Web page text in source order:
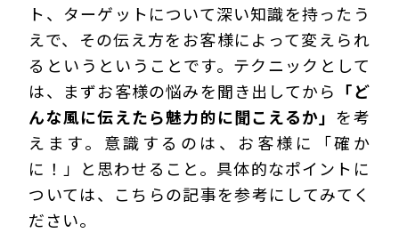
ト、ターゲットについて深い知識を持ったう
えで、その伝え方をお客様によって変えられ
るというということです。テクニックとして
は、まずお客様の悩みを聞き出してから 「ど
んな風に伝えたら魅力的に聞こえるか」 を考
えます。意識するのは、お客様に「確か
に！」と思わせること。具体的なポイントに
ついては、こちらの記事を参考にしてみてく
ださい。